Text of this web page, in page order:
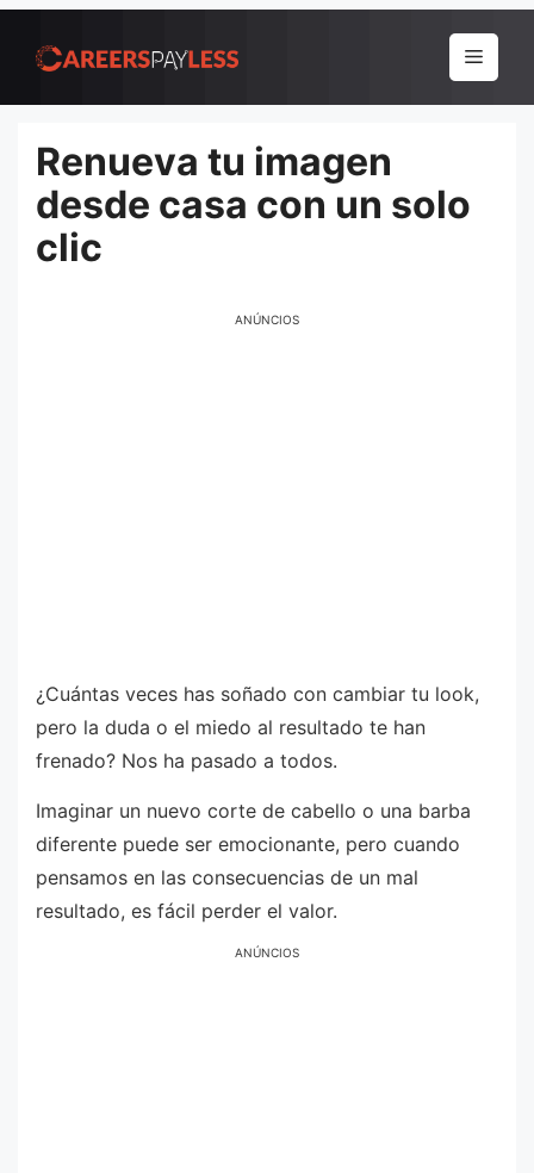
para
conteúdo
Menu
Renueva tu imagen
desde casa con un solo
clic
ANÚNCIOS
¿Cuántas veces has soñado con cambiar tu look,
pero la duda o el miedo al resultado te han
frenado? Nos ha pasado a todos.
Imaginar un nuevo corte de cabello o una barba
diferente puede ser emocionante, pero cuando
pensamos en las consecuencias de un mal
resultado, es fácil perder el valor.
ANÚNCIOS